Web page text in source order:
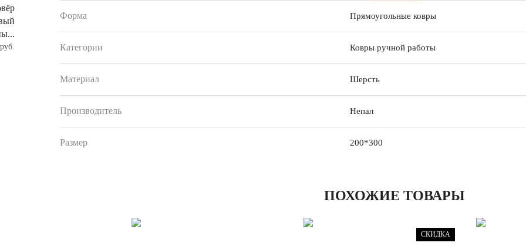
Форма Прямоугольные ковры
Категории Ковры ручной работы
Материал Шерсть
Производитель Непал
Размер 200*300
руб.
ПОХОЖИЕ ТОВАРЫ
СКИДКА